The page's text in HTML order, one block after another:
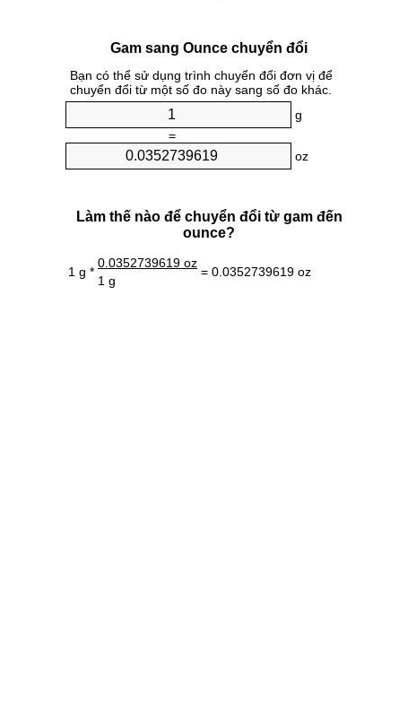
Gam sang Ounce chuyển đổi
Bạn có thể sử dụng trình chuyển đổi đơn vị để
chuyển đổi từ một số đo này sang số đo khác.
g
=
oz
Làm thế nào để chuyển đổi từ gam đến
ounce?
1 g *
0.0352739619 oz
= 0.0352739619 oz
1 g